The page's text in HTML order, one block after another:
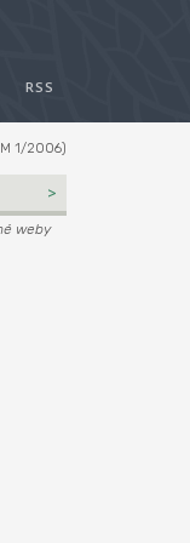
RSS
1/2006)
weby